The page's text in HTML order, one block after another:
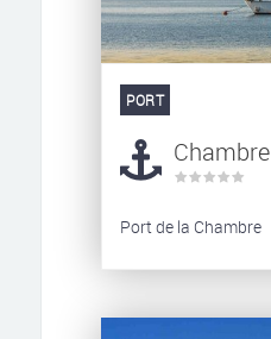
PORT
Chambre
Port de la Chambre